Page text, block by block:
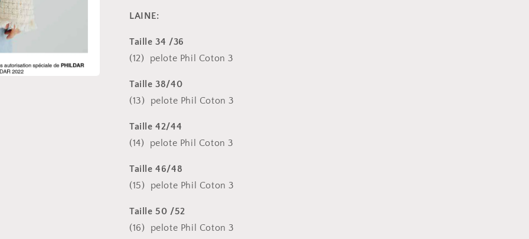
LAINE:
Taille 34 /36
(12) pelote Phil Coton 3
Taille 38/40
(13) pelote Phil Coton 3
Taille 42/44
(14) pelote Phil Coton 3
Taille 46/48
(15) pelote Phil Coton 3
Taille 50 /52
(16) pelote Phil Coton 3